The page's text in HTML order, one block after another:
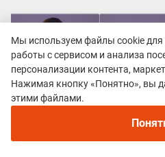
Мы используем файлы cookie
работы с сервисом и анализа
персонализации контента,
Нажимая кнопку «Понятно», вы
этими файлами.